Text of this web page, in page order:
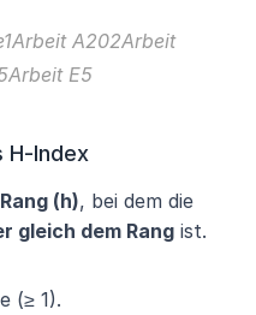
A202Arbeit
E5
H-Index
(h), bei dem die
gleich dem Rang ist.
(≥ 1).